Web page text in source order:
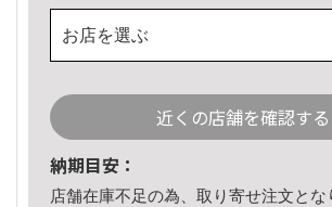
お店を選ぶ
近くの店舗を確認する
納期目安：
店舗在庫不足の為、取り寄せ注文とな